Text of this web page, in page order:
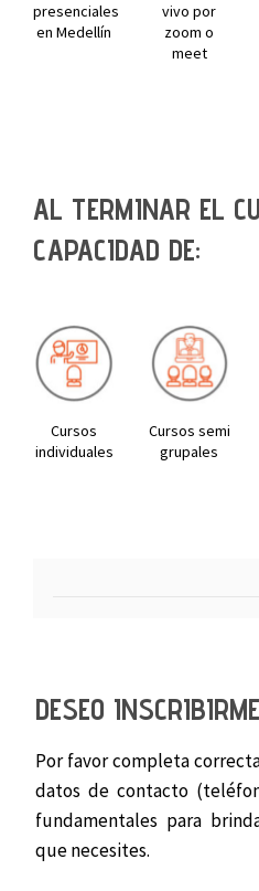
presenciales
en Medellín
vivo por
zoom o
meet
AL TERMINAR EL
CAPACIDAD DE:
Cursos
individuales
Cursos semi
grupales
DESEO
Por favor completa
datos de contacto
fundamentales para
que necesites.